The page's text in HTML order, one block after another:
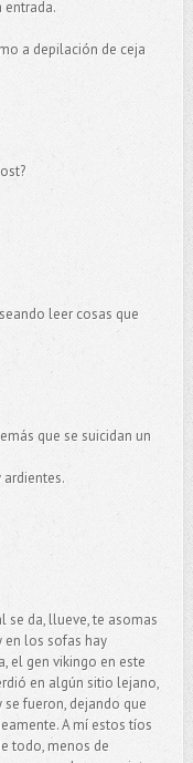
entrada.
a depilación de ceja
leer cosas que
que se suicidan un
se da, llueve, te asomas
en los sofas hay
el gen vikingo en este
en algún sitio lejano,
fueron, dejando que
A mí estos tíos
todo, menos de